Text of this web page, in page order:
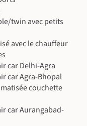
de Galles.
ou similaire
twin avec petits
avec le chauffeur
car Delhi-Agra
car Agra-Bhopal
couchette
car Aurangabad-